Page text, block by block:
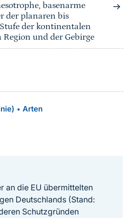
basenarme
der planaren bis
der kontinentalen
und der Gebirge
• Arten
an die EU übermittelten
Deutschlands (Stand:
Schutzgründen